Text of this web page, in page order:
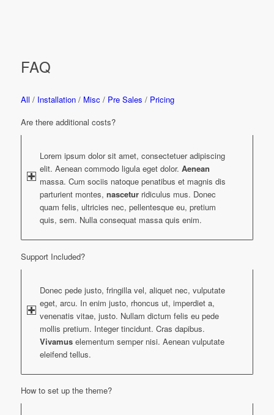
FAQ
All / Installation / Misc / Pre Sales / Pricing
Are there additional costs?
Lorem ipsum dolor sit amet, consectetuer adipiscing
elit. Aenean commodo ligula eget dolor. Aenean
massa. Cum sociis natoque penatibus et magnis dis
parturient montes, nasceturridiculus mus. Donec
quam felis, ultricies nec, pellentesque eu, pretium
quis, sem. Nulla consequat massa quis enim.
Support Included?
Donec pede justo, fringilla vel, aliquet nec, vulputate
eget, arcu. In enim justo, rhoncus ut, imperdiet a,
venenatis vitae, justo. Nullam dictum felis eu pede
mollis pretium. Integer tincidunt. Cras dapibus.
Vivamuselementum semper nisi. Aenean vulputate
eleifend tellus.
How to set up the theme?